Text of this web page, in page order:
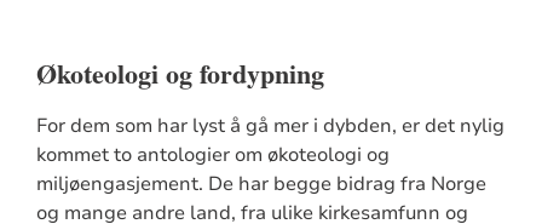
Økoteologi og fordypning
For dem som har lyst å gå mer i dybden, er det nylig
kommet to antologier om økoteologi og
miljøengasjement. De har begge bidrag fra Norge
og mange andre land, fra ulike kirkesamfunn og